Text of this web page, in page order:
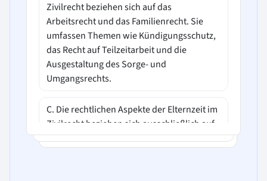
Zivilrecht beziehen sich auf das
Arbeitsrecht und das Familienrecht. Sie
umfassen Themen wie Kündigungsschutz,
das Recht auf Teilzeitarbeit und die
Ausgestaltung des Sorge- und
Umgangsrechts.
C. Die rechtlichen Aspekte der Elternzeit im
Zivilrecht beziehen sich ausschließlich auf
das Strafrecht, insbesondere auf das Recht